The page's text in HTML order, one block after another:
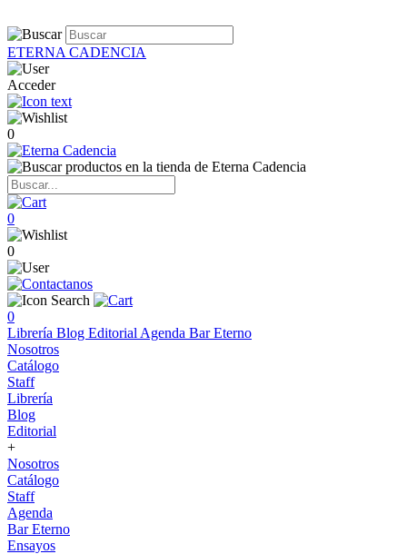
ETERNA CADENCIA
Acceder
0
0
0
0
Librería Blog Editorial Agenda Bar Eterno
Nosotros
Catálogo
Staff
Librería
Blog
Editorial
+
Nosotros
Catálogo
Staff
Agenda
Bar Eterno
Ensayos